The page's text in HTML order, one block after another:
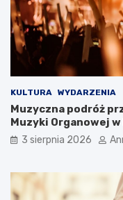
k
s
u
s
ć
?
KULTURA WYDARZENIA
Muzyczna podróż
Muzyki Organowej
3 sierpnia 2026